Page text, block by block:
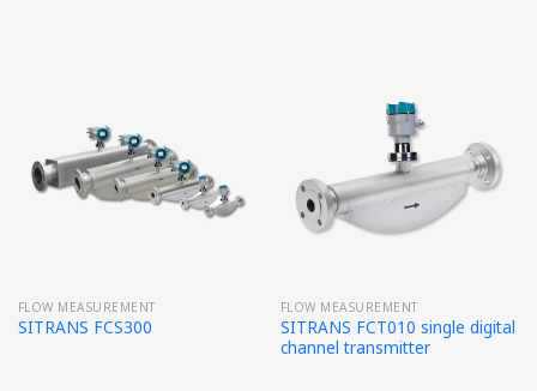
FLOW MEASUREMENT
SITRANS FCS300
FLOW MEASUREMENT
SITRANS FCT010 single digital
channel transmitter